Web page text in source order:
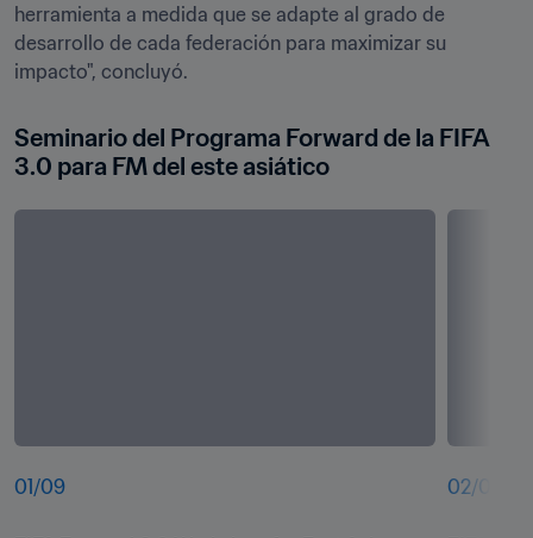
herramienta a medida que se adapte al grado de
desarrollo de cada federación para maximizar su
impacto", concluyó.
Seminario del Programa Forward de la FIFA
3.0 para FM del este asiático
01 /09 02/09